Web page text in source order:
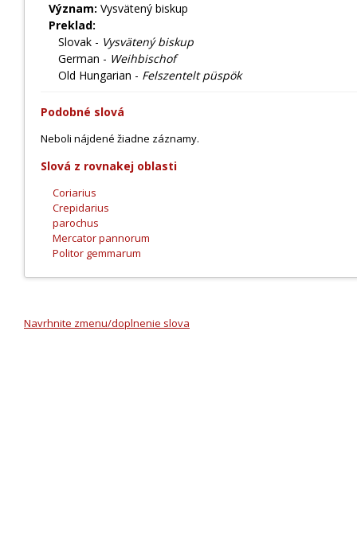
Význam: Vysvätený biskup
Preklad:
Slovak - Vysvätený biskup
German - Weihbischof
Old Hungarian - Felszentelt püspök
Podobné slová
Neboli nájdené žiadne záznamy.
Slová z rovnakej oblasti
Coriarius
Crepidarius
parochus
Mercator pannorum
Politor gemmarum
Navrhnite zmenu/doplnenie slova